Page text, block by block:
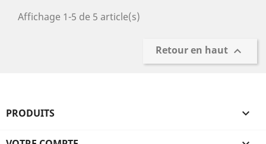
Affichage 1-5 de 5 article(s)
Retour en haut 
PRODUITS 